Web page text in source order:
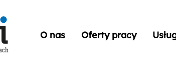
O nas Oferty pracy